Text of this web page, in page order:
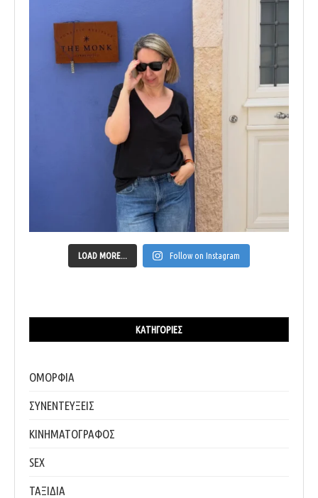
LOAD MORE... Follow on Instagram
ΚΑΤΗΓΟΡΊΕΣ
ΟΜΟΡΦΙΑ
ΣΥΝΕΝΤΕΥΞΕΙΣ
ΚΙΝΗΜΑΤΟΓΡΑΦΟΣ
SEX
ΤΑΞΙΔΙΑ